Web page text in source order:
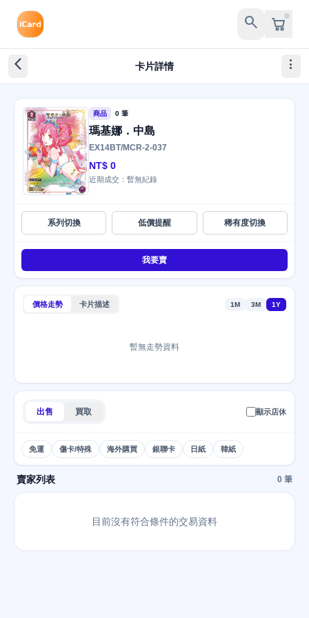
search
arrow_back_ios_new 卡片詳情 more_vert
商品 0 筆
瑪基娜．中島
EX14BT/MCR-2-037
NT$ 0
近期成交：暫無紀錄
系列切換 低價提醒 稀有度切換
我要賣
價格走勢 卡片描述 1M 3M 1Y
暫無走勢資料
出售 買取 顯示店休
免運 傷卡/特殊 海外購買 銀聯卡 日紙 韓紙
賣家列表 0 筆
目前沒有符合條件的交易資料